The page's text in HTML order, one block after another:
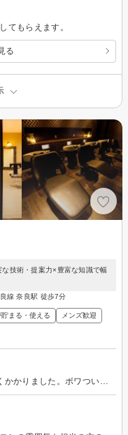
てもらえます。
る
技術・提案力×豊富な知識で幅
線 奈良駅 徒歩7分
まる・使える メンズ歓迎